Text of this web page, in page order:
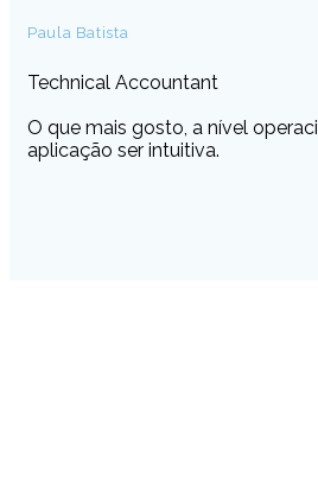
Paula Batista
Technical Accountant
O que mais gosto, a nível
aplicação ser intuitiva.